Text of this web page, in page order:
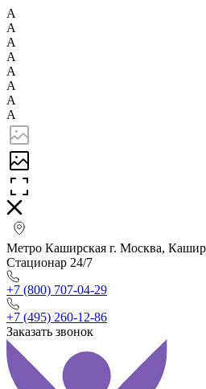
А
А
А
А
А
А
А
А
Метро Каширская г. Москва,
Стационар 24/7
+7 (800) 707-04-29
+7 (495) 260-12-86
Заказать звонок